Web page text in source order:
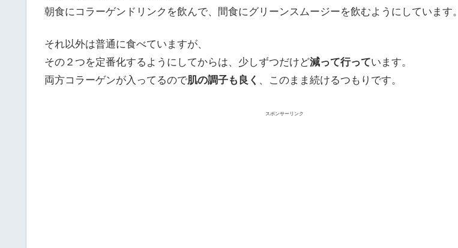
朝食にコラーゲンドリンクを飲んで、間食にグリーンスムージーを飲むようにしています。
それ以外は普通に食べていますが、
その２つを定番化するようにしてからは、少しずつだけど減って行っています。
両方コラーゲンが入ってるので肌の調子も良く 、このまま続けるつもりです。
スポンサーリンク